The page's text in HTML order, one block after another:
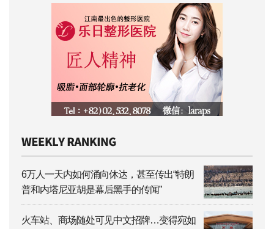
6万人一天内如何涌向休达，甚至传出“特朗
普和内塔尼亚胡是幕后黑手的传闻”
火车站、商场随处可见中文招牌…变得宛如